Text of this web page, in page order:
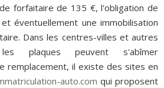
forfaitaire de 135 €, l'obligation de
éventuellement une immobilisation
Dans les centres-villes et autres
plaques peuvent s'abîmer
remplacement, il existe des sites en
auto.com qui proposent